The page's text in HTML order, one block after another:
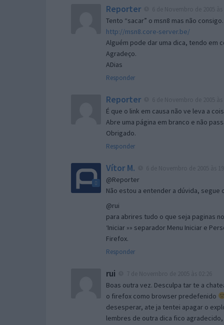
Reporter
Tento “sacar” o msn8 mas não
http://msn8.core-server.be/
Alguém pode dar uma dica, tendo em
Agradeço.
ADias
Responder
Reporter
É que o link em causa não ve leva a
Abre uma página em branco e não
Obrigado.
Responder
Vítor M.
@Reporter
Não estou a entender a dúvida,
@rui
para abrires tudo o que seja paginas
‘Iniciar »» separador Menu Iniciar e
Firefox.
Responder
rui
Boas outra vez. Desculpa tar te a
o firefox como browser predefenido
desesperar, ate ja tentei apagar o
lembres de outra dica fico